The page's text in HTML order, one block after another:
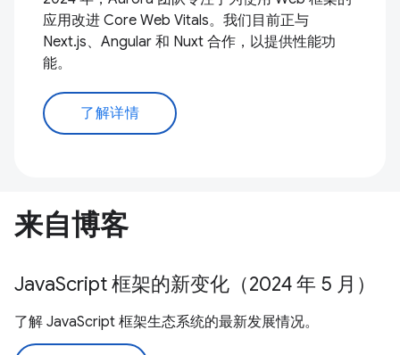
应用改进 Core Web Vitals。我们目前正与
Next.js、Angular 和 Nuxt 合作，以提供性能功
能。
了解详情
来自博客
JavaScript 框架的新变化（2024 年 5 月）
了解 JavaScript 框架生态系统的最新发展情况。